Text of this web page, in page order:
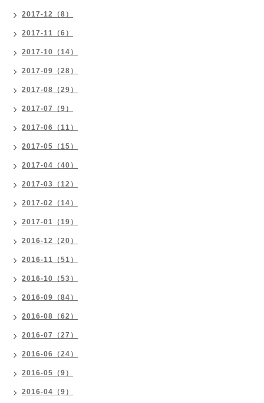
2017-12（8）
2017-11（6）
2017-10（14）
2017-09（28）
2017-08（29）
2017-07（9）
2017-06（11）
2017-05（15）
2017-04（40）
2017-03（12）
2017-02（14）
2017-01（19）
2016-12（20）
2016-11（51）
2016-10（53）
2016-09（84）
2016-08（62）
2016-07（27）
2016-06（24）
2016-05（9）
2016-04（9）